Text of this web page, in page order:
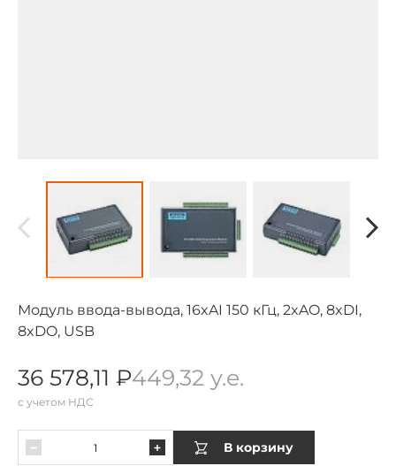
Модуль ввода-вывода, 16xAI 150 кГц, 2xAO, 8xDI,
8xDO, USB
36 578,11 ₽449,32 у.е.
с учетом НДС
В корзину